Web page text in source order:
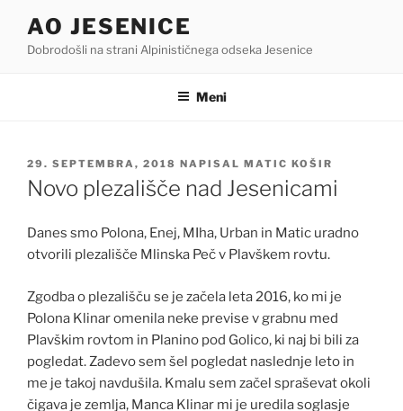
vsebino
AO JESENICE
Dobrodošli na strani Alpinističnega odseka Jesenice
Meni
OBJAVLJENO
DNE
29. SEPTEMBRA, 2018 NAPISAL MATIC KOŠIR
Novo plezališče nad Jesenicami
Danes smo Polona, Enej, MIha, Urban in Matic uradno
otvorili plezališče Mlinska Peč v Plavškem rovtu.
Zgodba o plezališču se je začela leta 2016, ko mi je
Polona Klinar omenila neke previse v grabnu med
Plavškim rovtom in Planino pod Golico, ki naj bi bili za
pogledat. Zadevo sem šel pogledat naslednje leto in
me je takoj navdušila. Kmalu sem začel spraševat okoli
čigava je zemlja, Manca Klinar mi je uredila soglasje